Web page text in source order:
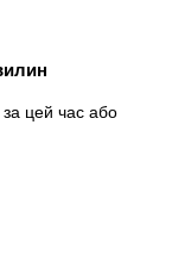
цей час або